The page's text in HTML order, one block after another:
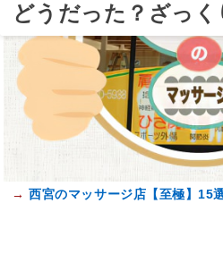
どうだった？ざっ
→ 西宮のマッサージ店【至極】15